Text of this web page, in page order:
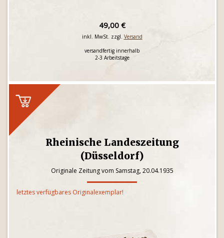
49,00 €
inkl. MwSt. zzgl. Versand
versandfertig innerhalb
2-3 Arbeitstage
Rheinische Landeszeitung
(Düsseldorf)
Originale Zeitung vom Samstag, 20.04.1935
letztes verfügbares Originalexemplar!